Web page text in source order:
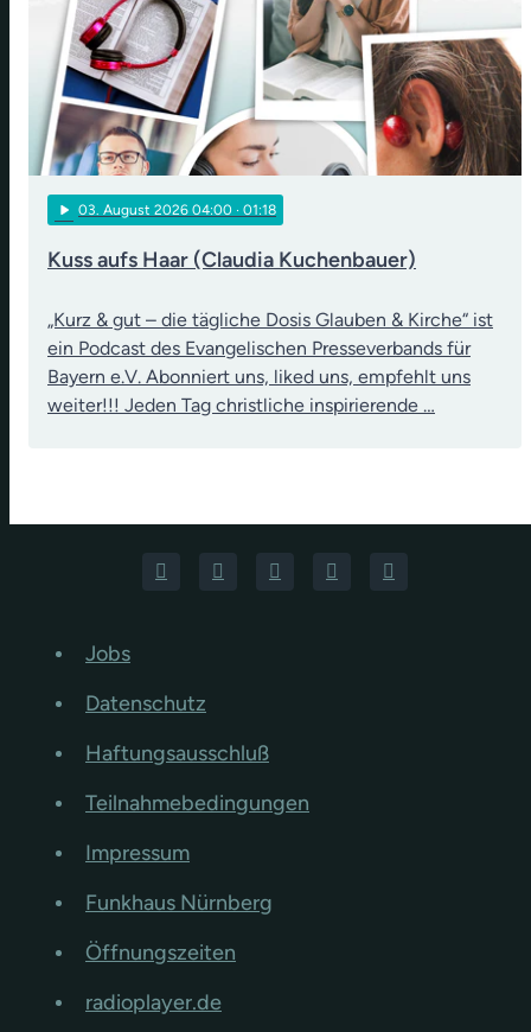
play_arrow 03. August 2026 04:00 · 01:18
Kuss aufs Haar (Claudia Kuchenbauer)
„Kurz & gut – die tägliche Dosis Glauben & Kirche“ ist
ein Podcast des Evangelischen Presseverbands für
Bayern e.V. Abonniert uns, liked uns, empfehlt uns
weiter!!! Jeden Tag christliche inspirierende …
Jobs
Datenschutz
Haftungsausschluß
Teilnahmebedingungen
Impressum
Funkhaus Nürnberg
Öffnungszeiten
radioplayer.de